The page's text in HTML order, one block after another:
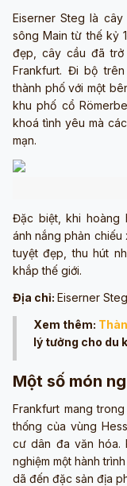
Eiserner Steg là
sông Main từ thế kỷ
đẹp, cây cầu đã trở
Frankfurt. Đi bộ
thành phố với một
khu phố cổ
khoá tình yêu mà
mạn.
Đặc biệt, khi hoàng
ánh nắng phản
tuyệt đẹp, thu hút
khắp thế giới.
Địa chỉ: Eiserner
Xem thêm:
lý tưởng cho du
Một số món
Frankfurt mang
thống của vùng
cư dân đa văn hóa.
nghiệm một hành
dã đến đặc sản địa